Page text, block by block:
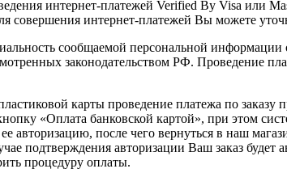
интернет-платежей Verified By Visa или
совершения интернет-платежей Вы можете
сообщаемой персональной
законодательством РФ. Проведение
карты проведение платежа по заказу
«Оплата банковской картой», при этом
авторизацию, после чего вернуться в наш
подтверждения авторизации Ваш заказ
процедуру оплаты.